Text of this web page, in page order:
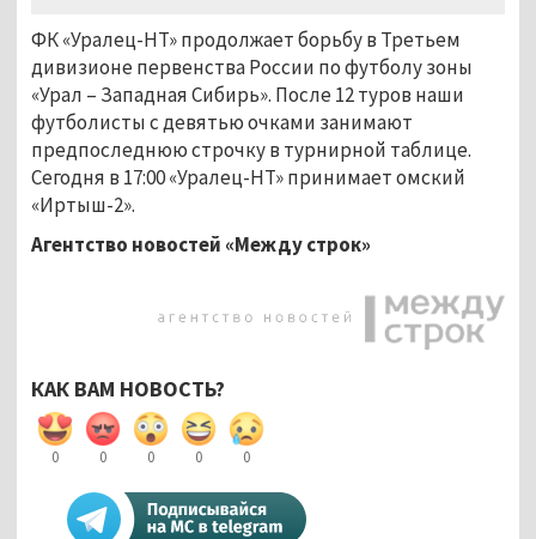
ФК «Уралец-НТ» продолжает борьбу в Третьем
дивизионе первенства России по футболу зоны
«Урал – Западная Сибирь». После 12 туров наши
футболисты с девятью очками занимают
предпоследнюю строчку в турнирной таблице.
Сегодня в 17:00 «Уралец-НТ» принимает омский
«Иртыш-2».
Агентство новостей «Между строк»
КАК ВАМ НОВОСТЬ?
0 0 0 0 0